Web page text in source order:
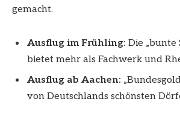
gemacht.
Ausflug im Frühling: Die „bunte
bietet mehr als Fachwerk und
Ausflug ab Aachen:
von Deutschlands schönsten